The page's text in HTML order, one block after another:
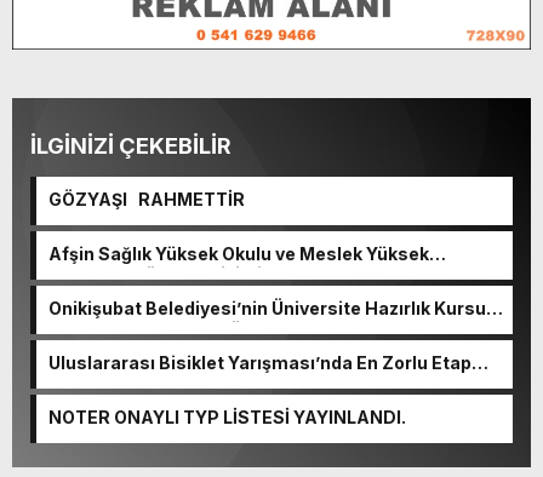
İLGİNİZİ ÇEKEBİLİR
GÖZYAŞI RAHMETTİR
Afşin Sağlık Yüksek Okulu ve Meslek Yüksek
Okulunda görev değişimi!
Onikişubat Belediyesi’nin Üniversite Hazırlık Kursu
başvurularında son gün 7 Ağustos.
Uluslararası Bisiklet Yarışması’nda En Zorlu Etap
NOTER ONAYLI TYP LİSTESİ YAYINLANDI.